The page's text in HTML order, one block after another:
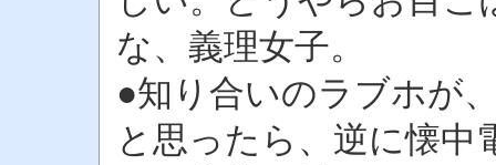
な、義理女子。
●知り合いのラブホが
と思ったら、逆に懐中